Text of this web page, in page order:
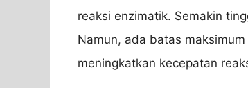
reaksi enzimatik. Semakin
Namun, ada batas
meningkatkan kecepatan